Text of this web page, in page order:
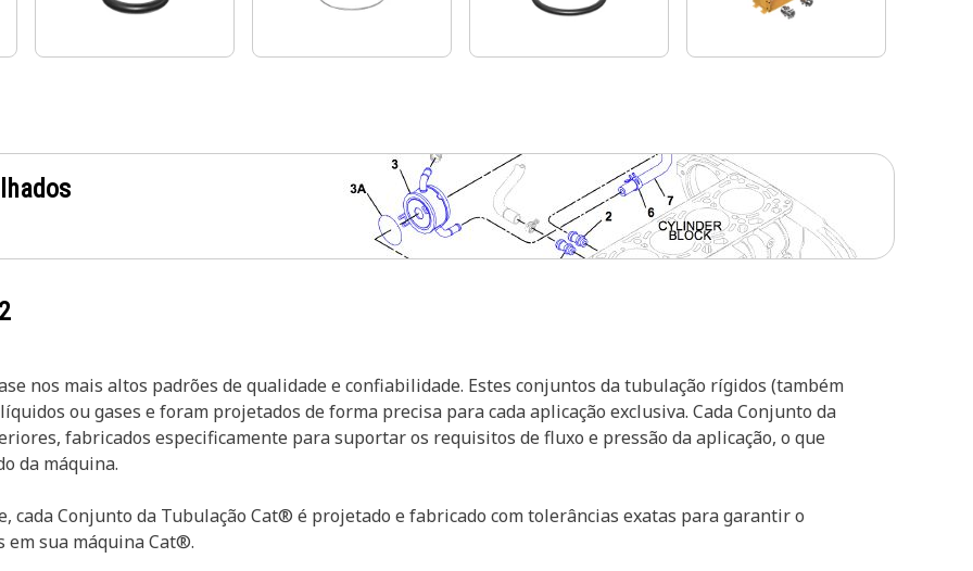
nos mais altos padrões de qualidade e confiabilidade. Estes conjuntos da tubulação rígidos (também
ou gases e foram projetados de forma precisa para cada aplicação exclusiva. Cada Conjunto da
fabricados especificamente para suportar os requisitos de fluxo e pressão da aplicação, o que
da máquina.
cada Conjunto da Tubulação Cat® é projetado e fabricado com tolerâncias exatas para garantir o
em sua máquina Cat®.